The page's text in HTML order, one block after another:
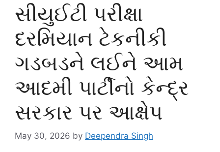
સીયુઈટી પરીક્ષા
દરમિયાન ટેકનીકી
ગડબડને લઈને આમ
આદમી પાર્ટીનો કેન્દ્ર
સરકાર પર આક્ષેપ
May 30, 2026 by Deependra Singh